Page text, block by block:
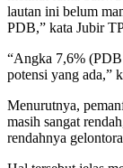
lautan ini belum
PDB,” kata Jubir
“Angka 7,6%
potensi yang ada,”
Menurutnya,
masih sangat
rendahnya